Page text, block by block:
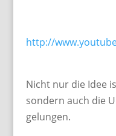
http://
Nicht nur die Idee
sondern auch die
gelungen.